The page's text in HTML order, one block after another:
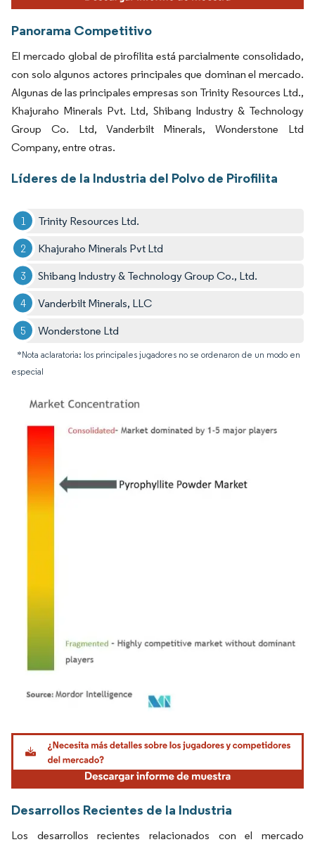
Panorama Competitivo
El mercado global de pirofilita está parcialmente consolidado,
con solo algunos actores principales que dominan el mercado.
Algunas de las principales empresas son Trinity Resources Ltd.,
Khajuraho Minerals Pvt. Ltd, Shibang Industry & Technology
Group Co. Ltd, Vanderbilt Minerals, Wonderstone Ltd
Company, entre otras.
Líderes de la Industria del Polvo de Pirofilita
Trinity Resources Ltd.
Khajuraho Minerals Pvt Ltd
Shibang Industry & Technology Group Co., Ltd.
Vanderbilt Minerals, LLC
Wonderstone Ltd
*Nota aclaratoria: los principales jugadores no se ordenaron de un modo en
especial
Imagen © Mordor Intelligence. El uso requiere atribución según CC BY 4.0.
Desarrollos Recientes de la Industria
Los desarrollos recientes relacionados con el mercado